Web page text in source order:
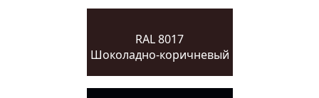
RAL 8017
Шоколадно-коричневый